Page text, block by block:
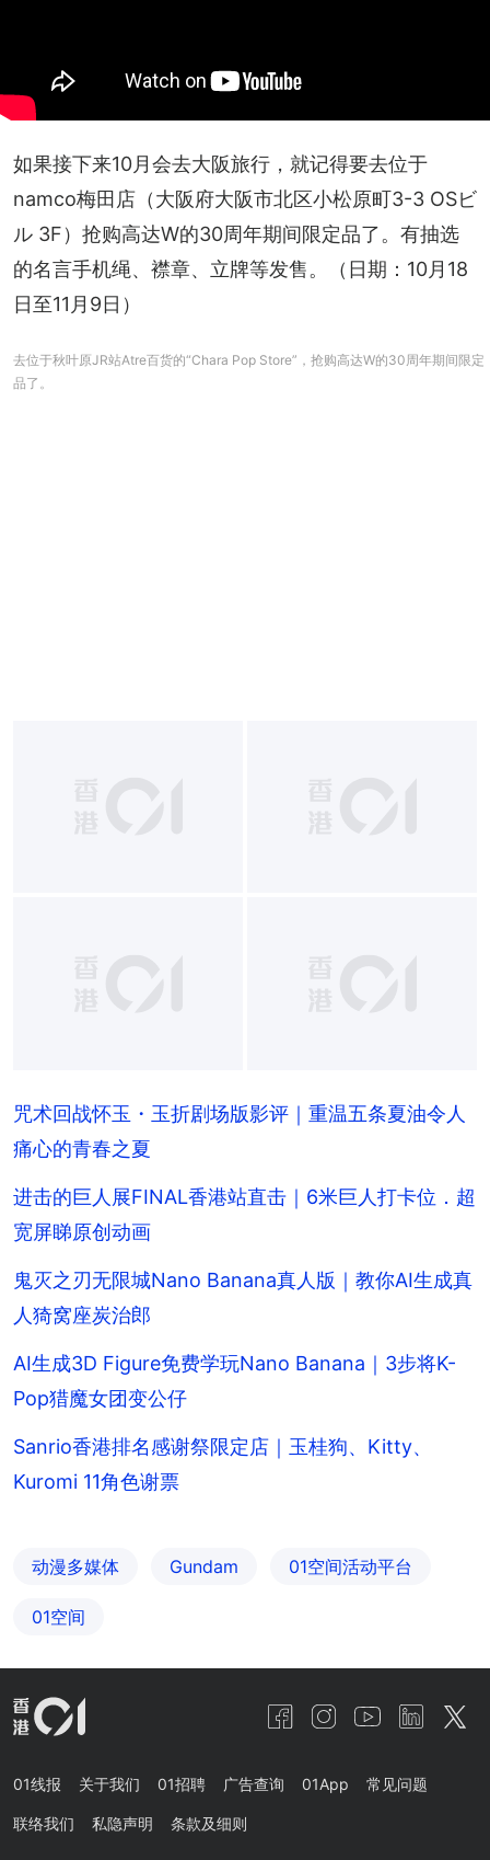
如果接下来10月会去大阪旅行，就记得要去位于
namco梅田店（大阪府大阪市北区小松原町3-3 OSビ
ル 3F）抢购高达W的30周年期间限定品了。有抽选
的名言手机绳、襟章、立牌等发售。（日期：10月18
日至11月9日）
去位于秋叶原JR站Atre百货的“Chara Pop Store”，抢购高达W的30周年期间限定
品了。
咒术回战怀玉・玉折剧场版影评｜重温五条夏油令人
痛心的青春之夏
进击的巨人展FINAL香港站直击｜6米巨人打卡位．超
宽屏睇原创动画
鬼灭之刃无限城Nano Banana真人版｜教你AI生成真
人猗窝座炭治郎
AI生成3D Figure免费学玩Nano Banana｜3步将K-
Pop猎魔女团变公仔
Sanrio香港排名感谢祭限定店｜玉桂狗、Kitty、
Kuromi 11角色谢票
动漫多媒体 Gundam 01空间活动平台
01空间
01线报 关于我们 01招聘 广告查询 01App 常见问题
联络我们 私隐声明 条款及细则